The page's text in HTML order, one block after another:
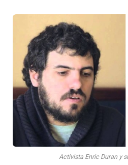
Activista Enric Duran y